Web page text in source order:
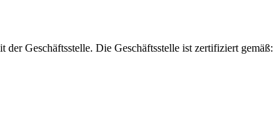
Geschäftsstelle. Die Geschäftsstelle ist zertifiziert gemäß: